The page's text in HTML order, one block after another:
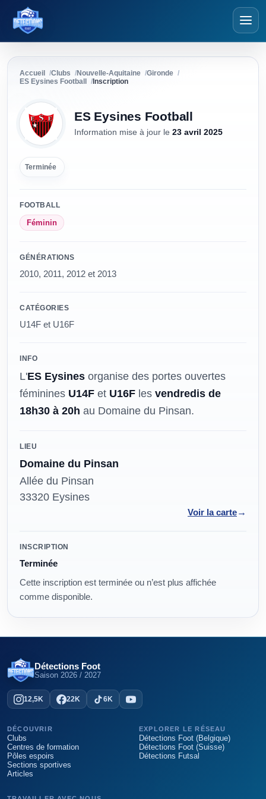
Détections Foot
Accueil Clubs Nouvelle-Aquitaine
Gironde
ES Eysines Football
Inscription
ES Eysines Football
Information mise à jour le 23 avril 2025
Terminée
FOOTBALL
Féminin
GÉNÉRATIONS
2010, 2011, 2012 et 2013
CATÉGORIES
U14F et U16F
INFO
L'ES Eysines organise des portes ouvertes
féminines U14F et U16F les vendredis de
18h30 à 20h au Domaine du Pinsan.
LIEU
Domaine du Pinsan
Allée du Pinsan
33320 Eysines
Voir la carte→
Modalités
INSCRIPTION
Terminée
Cette inscription est terminée ou n’est plus affichée
comme disponible.
Détections Foot
Saison 2026 / 2027
12,5K 22K 6K
DÉCOUVRIR
Clubs
Centres de formation
Pôles espoirs
Sections sportives
Articles
EXPLORER LE RÉSEAU
Détections Foot (Belgique)
Détections Foot (Suisse)
Détections Futsal